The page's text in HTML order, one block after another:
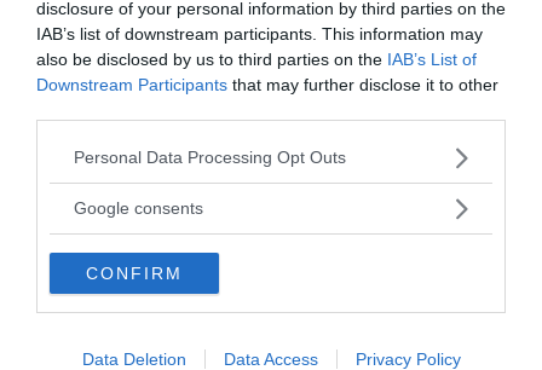
disclosure of your personal information by third parties on the
IAB’s list of downstream participants. This information may
also be disclosed by us to third parties on the IAB’s List of
Downstream Participants that may further disclose it to other
Please note that this website/app uses one or more Google
not limited to your visit or usage behaviour. You may click to
use your data for below specified purposes in below Google
consent section.
Personal Data Processing Opt Outs
Google consents
CONFIRM
Data Deletion Data Access Privacy Policy